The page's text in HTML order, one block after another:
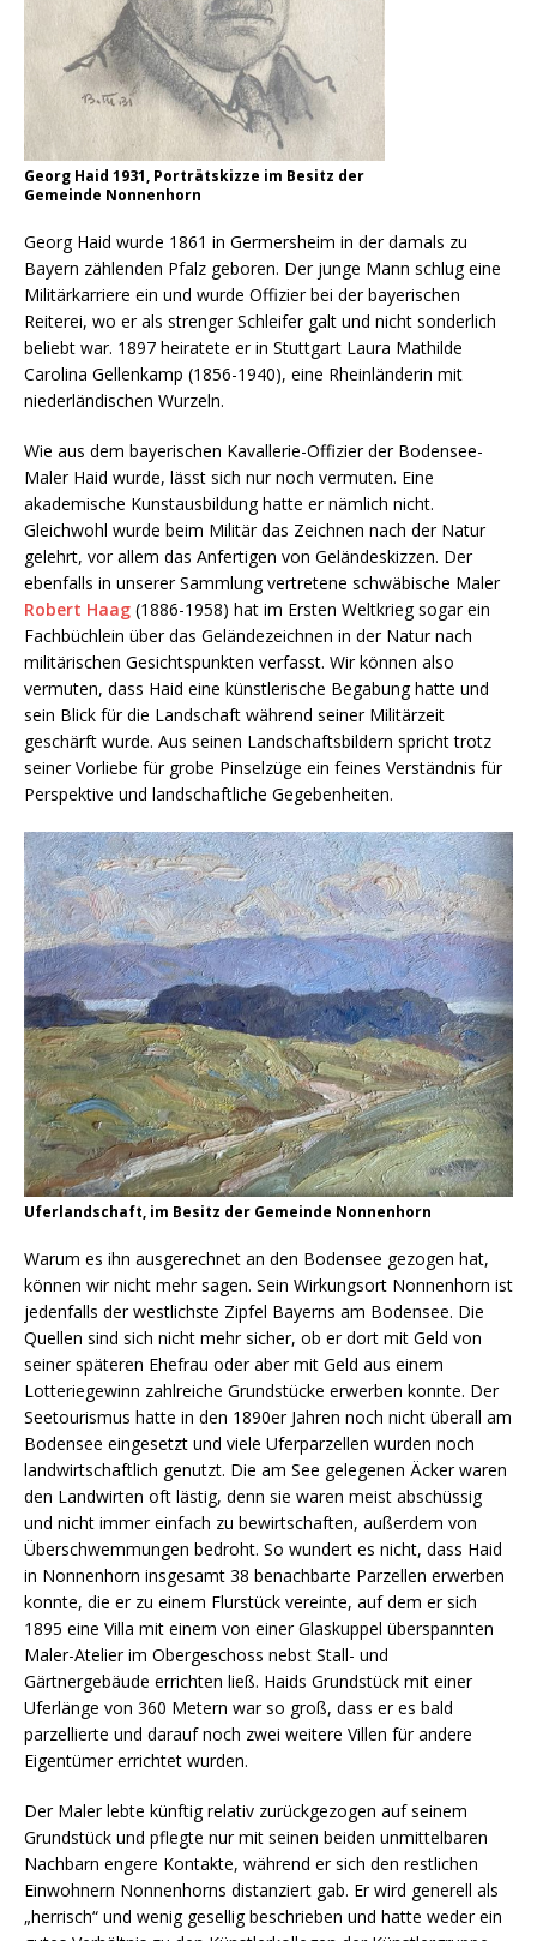
Georg Haid 1931, Porträtskizze im Besitz der
Gemeinde Nonnenhorn
Georg Haid wurde 1861 in Germersheim in der damals zu
Bayern zählenden Pfalz geboren. Der junge Mann schlug eine
Militärkarriere ein und wurde Offizier bei der bayerischen
Reiterei, wo er als strenger Schleifer galt und nicht sonderlich
beliebt war. 1897 heiratete er in Stuttgart Laura Mathilde
Carolina Gellenkamp (1856-1940), eine Rheinländerin mit
niederländischen Wurzeln.
Wie aus dem bayerischen Kavallerie-Offizier der Bodensee-
Maler Haid wurde, lässt sich nur noch vermuten. Eine
akademische Kunstausbildung hatte er nämlich nicht.
Gleichwohl wurde beim Militär das Zeichnen nach der Natur
gelehrt, vor allem das Anfertigen von Geländeskizzen. Der
ebenfalls in unserer Sammlung vertretene schwäbische Maler
Robert Haag (1886-1958) hat im Ersten Weltkrieg sogar ein
Fachbüchlein über das Geländezeichnen in der Natur nach
militärischen Gesichtspunkten verfasst. Wir können also
vermuten, dass Haid eine künstlerische Begabung hatte und
sein Blick für die Landschaft während seiner Militärzeit
geschärft wurde. Aus seinen Landschaftsbildern spricht trotz
seiner Vorliebe für grobe Pinselzüge ein feines Verständnis für
Perspektive und landschaftliche Gegebenheiten.
Uferlandschaft, im Besitz der Gemeinde Nonnenhorn
Warum es ihn ausgerechnet an den Bodensee gezogen hat,
können wir nicht mehr sagen. Sein Wirkungsort Nonnenhorn ist
jedenfalls der westlichste Zipfel Bayerns am Bodensee. Die
Quellen sind sich nicht mehr sicher, ob er dort mit Geld von
seiner späteren Ehefrau oder aber mit Geld aus einem
Lotteriegewinn zahlreiche Grundstücke erwerben konnte. Der
Seetourismus hatte in den 1890er Jahren noch nicht überall am
Bodensee eingesetzt und viele Uferparzellen wurden noch
landwirtschaftlich genutzt. Die am See gelegenen Äcker waren
den Landwirten oft lästig, denn sie waren meist abschüssig
und nicht immer einfach zu bewirtschaften, außerdem von
Überschwemmungen bedroht. So wundert es nicht, dass Haid
in Nonnenhorn insgesamt 38 benachbarte Parzellen erwerben
konnte, die er zu einem Flurstück vereinte, auf dem er sich
1895 eine Villa mit einem von einer Glaskuppel überspannten
Maler-Atelier im Obergeschoss nebst Stall- und
Gärtnergebäude errichten ließ. Haids Grundstück mit einer
Uferlänge von 360 Metern war so groß, dass er es bald
parzellierte und darauf noch zwei weitere Villen für andere
Eigentümer errichtet wurden.
Der Maler lebte künftig relativ zurückgezogen auf seinem
Grundstück und pflegte nur mit seinen beiden unmittelbaren
Nachbarn engere Kontakte, während er sich den restlichen
Einwohnern Nonnenhorns distanziert gab. Er wird generell als
„herrisch“ und wenig gesellig beschrieben und hatte weder ein